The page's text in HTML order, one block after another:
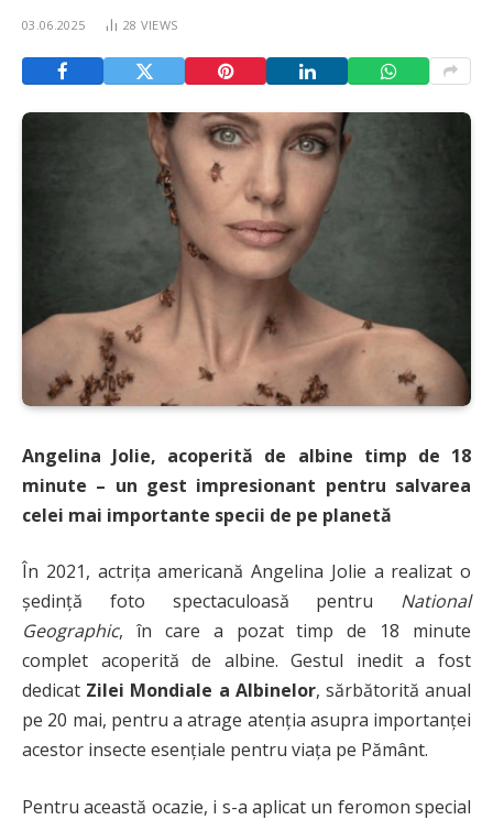
03.06.2025 28 VIEWS
Angelina Jolie, acoperită de albine timp de 18
minute – un gest impresionant pentru salvarea
celei mai importante specii de pe planetă
În 2021, actrița americană Angelina Jolie a realizat o
ședință foto spectaculoasă pentru National
Geographic, în care a pozat timp de 18 minute
complet acoperită de albine. Gestul inedit a fost
dedicat Zilei Mondiale a Albinelor, sărbătorită anual
pe 20 mai, pentru a atrage atenția asupra importanței
acestor insecte esențiale pentru viața pe Pământ.
Pentru această ocazie, i s-a aplicat un feromon special